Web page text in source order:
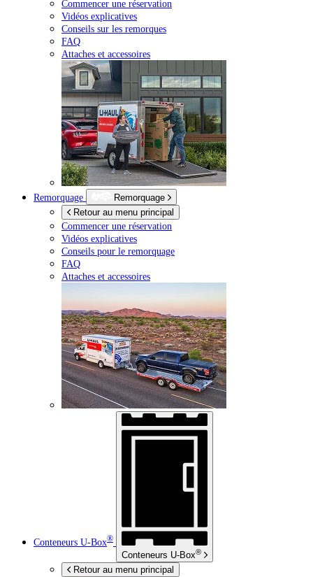
Commencer une réservation
Vidéos explicatives
Conseils sur les remorques
FAQ
Attaches et accessoires
Remorquage
Remorquage
Retour au menu principal
Commencer une réservation
Vidéos explicatives
Conseils pour le remorquage
FAQ
Attaches et accessoires
Conteneurs U-Box®
Conteneurs U-Box®
Retour au menu principal